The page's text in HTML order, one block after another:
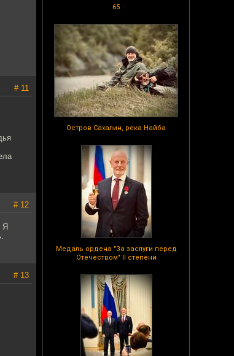
65
Остров Сахалин, река Найба
Медаль ордена "За заслуги перед
Отечеством" II степени
# 11
# 12
Я
# 13